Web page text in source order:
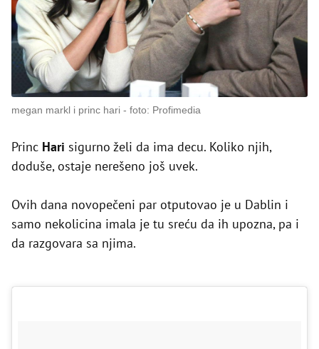
megan markl i princ hari foto: Profimedia
Princ Hari sigurno želi da ima decu. Koliko njih,
doduše, ostaje nerešeno još uvek.
Ovih dana novopečeni par otputovao je u Dablin i
samo nekolicina imala je tu sreću da ih upozna, pa i
da razgovara sa njima.